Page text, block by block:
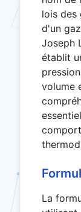
lois des
d'un
Joseph
établit
volume
La